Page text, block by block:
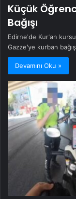
Küçük
Bağışı
Edirne'de Kur'an
Gazze'ye kurban
Devamını Oku »